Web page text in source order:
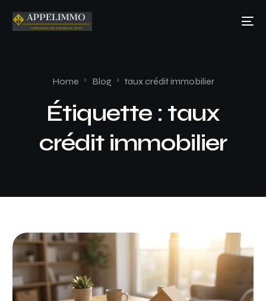
Home Blog taux crédit immobilier
Étiquette : taux
crédit immobilier